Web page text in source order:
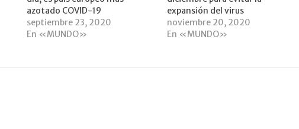
azotado COVID-19
septiembre 23, 2020
En «MUNDO»
expansión del virus
noviembre 20, 2020
En «MUNDO»